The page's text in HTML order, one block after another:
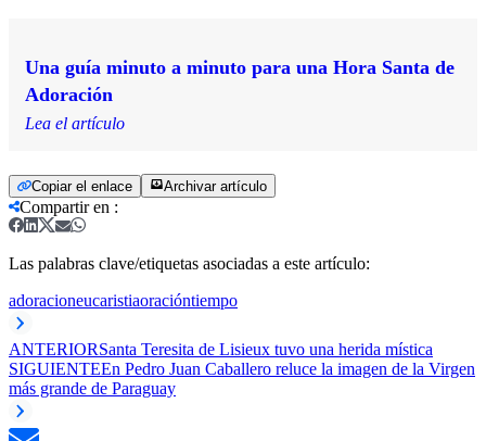
Una guía minuto a minuto para una Hora Santa de
Adoración
Lea el artículo
Copiar el enlace Archivar artículo
Compartir en :
Las palabras clave/etiquetas asociadas a este artículo:
adoracioneucaristiaoracióntiempo
ANTERIORSanta Teresita de Lisieux tuvo una herida mística
SIGUIENTEEn Pedro Juan Caballero reluce la imagen de la Virgen
más grande de Paraguay